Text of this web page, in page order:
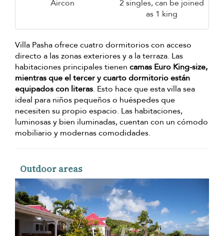
Aircon
2 singles, can be joined
as 1 king
Villa Pasha ofrece cuatro dormitorios con acceso
directo a las zonas exteriores y a la terraza. Las
habitaciones principales tienen camas Euro King-size,
mientras que el tercer y cuarto dormitorio están
equipados con literas. Esto hace que esta villa sea
ideal para niños pequeños o huéspedes que
necesiten su propio espacio. Las habitaciones,
luminosas y bien iluminadas, cuentan con un cómodo
mobiliario y modernas comodidades.
Outdoor areas